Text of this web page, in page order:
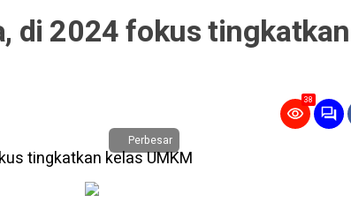
di 2024 fokus tingkatkan
38
Perbesar